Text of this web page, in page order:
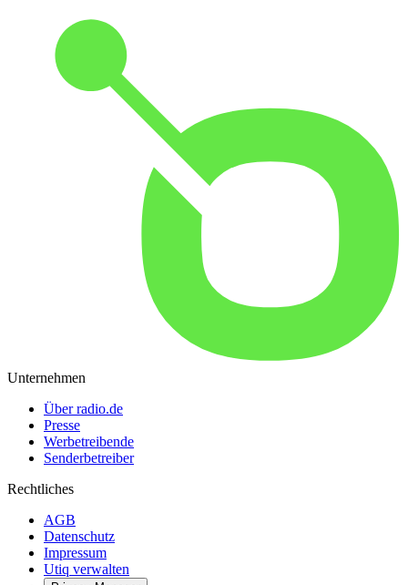
Unternehmen
Über radio.de
Presse
Werbetreibende
Senderbetreiber
Rechtliches
AGB
Datenschutz
Impressum
Utiq verwalten